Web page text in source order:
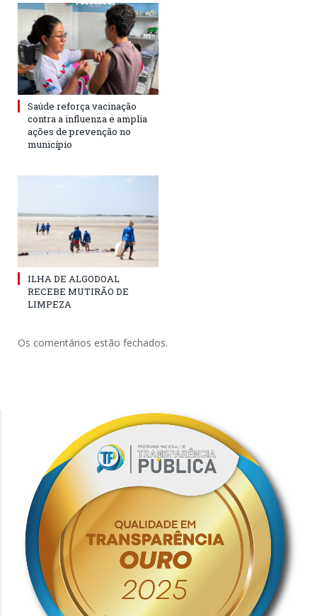
Saúde reforça vacinação
contra a influenza e amplia
ações de prevenção no
município
ILHA DE ALGODOAL
RECEBE MUTIRÃO DE
LIMPEZA
Os comentários estão fechados.